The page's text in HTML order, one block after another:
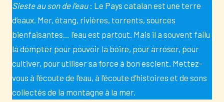
Sieste au son de l’eau: Le Pays catalan est une terre
d’eaux. Mer, étang, rivières, torrents, sources
bienfaisantes… l’eau est partout. Mais il a souvent fallu
la dompter pour pouvoir la boire, pour arroser, pour
cultiver, pour utiliser sa force à bon escient. Mettez-
vous à l’écoute de l’eau, à l’écoute d’histoires et de sons
collectés de la montagne à la mer.